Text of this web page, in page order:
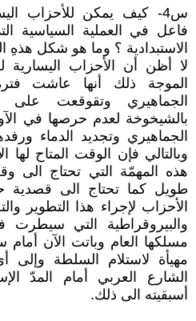
س4- كيف يمكن للأحزاب
فاعل في العملية السياسية
الاستبدادية ؟ وما هو شكل هذهِ
لا أظن أن الأحزاب اليسارية
الموجة ذلك أنها عاشت
الجماهيري وتقوقعت
بالشيخوخة لعدم حرصها في
الجماهيري وتجديد الدماء
وبالتالي فإن الوقت المتاح لها
هذه المهمّة التي تحتاج
طويل كما تحتاج الى قصدية
الأحزاب لإجراء هذا التطوير
والبيروقراطية التي سيطرت
مسلكها العام وباتت الآن
مهيأة لاستلام السلطة
الشارع العربي أمام المدّ
أسبقيته الى ذلك.